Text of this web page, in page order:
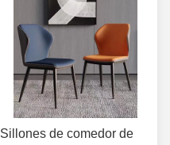
Sillones de comedor de